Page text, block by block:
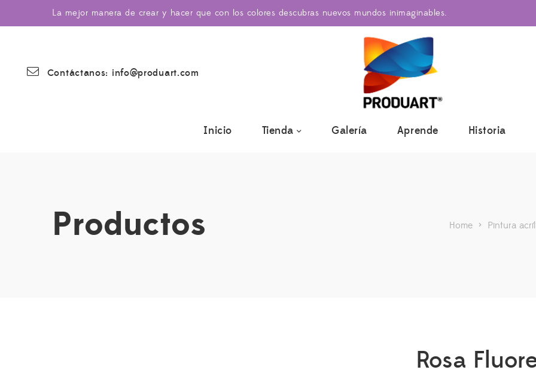
La mejor manera de crear y hacer que con los colores descubras nuevos mundos inimaginables.
Contáctanos: info@produart.com
Inicio Tienda Galería Aprende Historia
Productos Home > Pintura
Rosa